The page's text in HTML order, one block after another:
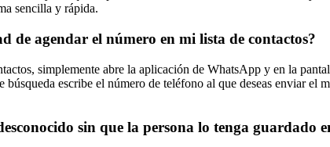
sencilla y rápida.
de agendar el número en mi lista de contactos?
simplemente abre la aplicación de WhatsApp y en la
escribe el número de teléfono al que deseas enviar el
sin que la persona lo tenga guardado